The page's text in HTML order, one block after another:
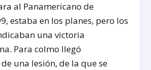
al Panamericano de
estaba en los planes, pero los
una victoria
Para colmo llegó
una lesión, de la que se